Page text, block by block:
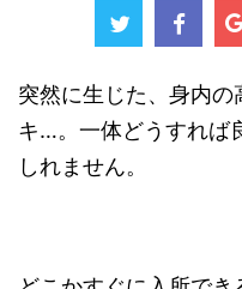
突然に生じた、身内の
キ…。一体どうすれば
しれません。